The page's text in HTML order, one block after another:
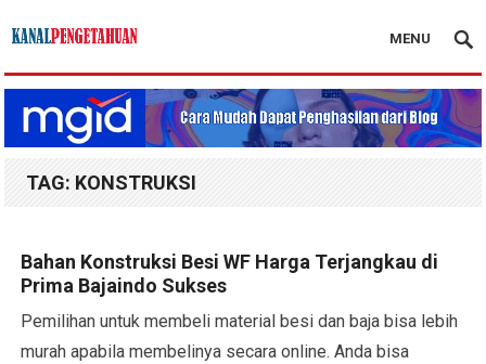
Kanal Pengetahuan
MENU
TAG: KONSTRUKSI
Bahan Konstruksi Besi WF Harga Terjangkau di
Prima Bajaindo Sukses
Pemilihan untuk membeli material besi dan baja bisa lebih
murah apabila membelinya secara online. Anda bisa